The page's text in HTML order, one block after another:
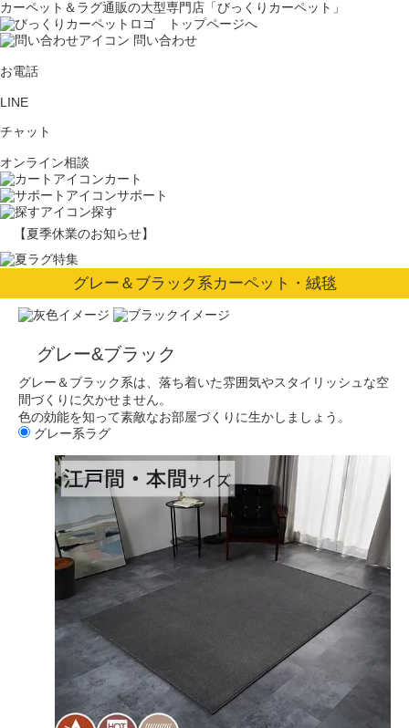
カーペット＆ラグ通販の大型専門店「びっくりカーペット」
問い合わせ
お電話
LINE
チャット
オンライン相談
カート
サポート
探す
【夏季休業のお知らせ】
グレー＆ブラック系カーペット・絨毯
グレー&ブラック
グレー＆ブラック系は、落ち着いた雰囲気やスタイリッシュな空
間づくりに欠かせません。
色の効能を知って素敵なお部屋づくりに生かしましょう。
グレー系ラグ